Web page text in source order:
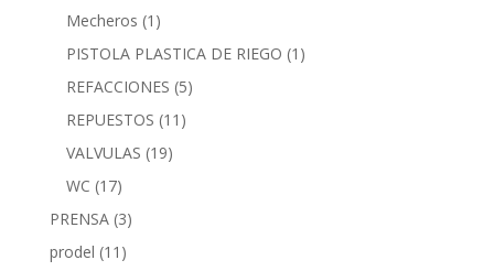
Mecheros (1)
PISTOLA PLASTICA DE RIEGO (1)
REFACCIONES (5)
REPUESTOS (11)
VALVULAS (19)
WC (17)
PRENSA (3)
prodel (11)